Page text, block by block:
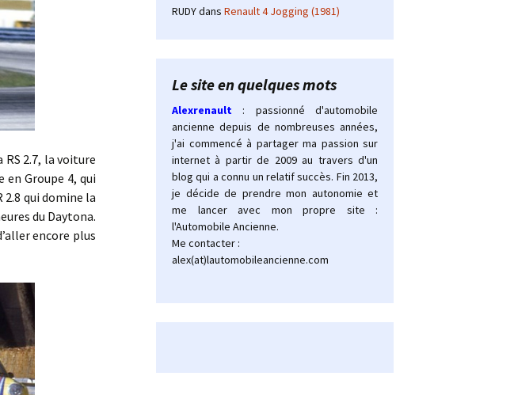
2.7, la voiture
en Groupe 4, qui
qui domine la
du Daytona.
encore plus
RUDYdans Renault 4 Jogging (1981)
Le site en quelques mots
Alexrenault
: passionné d'automobile
ancienne depuis de nombreuses années,
j'ai commencé à partager ma passion sur
internet à partir de 2009 au travers d'un
blog qui a connu un relatif succès. Fin 2013,
je décide de prendre mon autonomie et
me lancer avec mon propre site :
l'Automobile Ancienne.
Me contacter :
alex(at)lautomobileancienne.com